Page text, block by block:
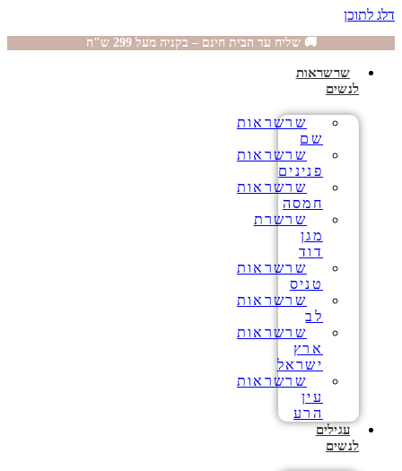
דלג לתוכן
🚚 שליח עד הבית חינם – בקניה מעל 299 ש"ח
שרשראות
לנשים
שרשראות
שם
שרשראות
פנינים
שרשראות
חמסה
שרשרת
מגן
דוד
שרשראות
טניס
שרשראות
לב
שרשראות
ארץ
ישראל
שרשראות
עין
הרע
עגילים
לנשים